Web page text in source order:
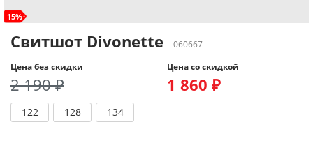
15%
Свитшот Divonette
060667
Цена без скидки
2 190 ₽
Цена со скидкой
1 860 ₽
122 128 134